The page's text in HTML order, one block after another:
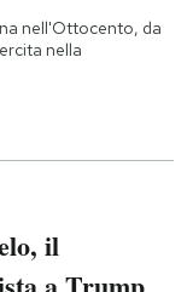
nell'Ottocento, da
nella
il